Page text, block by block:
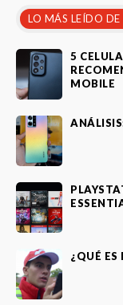
LO MÁS LEÍDO DE
5
MOBILE
¿QUÉ ES